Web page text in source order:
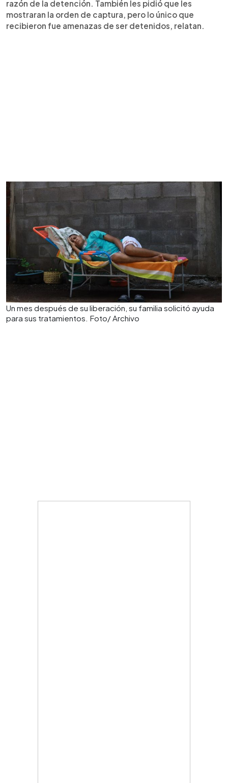
razón de la detención. También les pidió que les
mostraran la orden de captura, pero lo único que
recibieron fue amenazas de ser detenidos, relatan.
Un mes después de su liberación, su familia solicitó ayuda
para sus tratamientos. Foto/ Archivo